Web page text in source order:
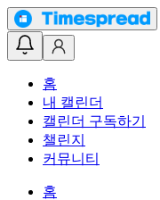
홈
내 캘린더
캘린더 구독하기
챌린지
커뮤니티
홈